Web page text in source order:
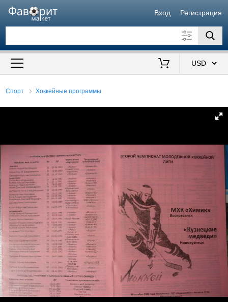
Вход Регистрация
Искать также в описании
Спорт Хоккейные программы